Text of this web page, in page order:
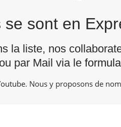
sont en
la liste, nos
par Mail via le
. Nous y proposons de